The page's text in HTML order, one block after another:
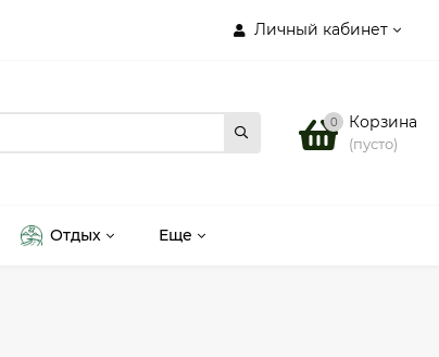
Личный кабинет
0 Корзина
(пусто)
Отдых Еще